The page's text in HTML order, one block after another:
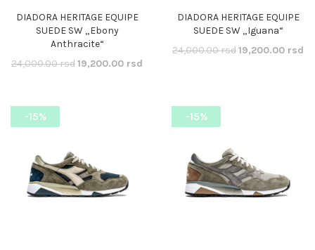
DIADORA HERITAGE EQUIPE
SUEDE SW „Ebony
Anthracite“
24,000.00rsdOriginalna
19,200.00 rsd
19,200.00 rsd.
DIADORA HERITAGE EQUIPE
SUEDE SW „Iguana“
24,000.00rsdOriginalna
19,200.00 rsd
-15% -15%